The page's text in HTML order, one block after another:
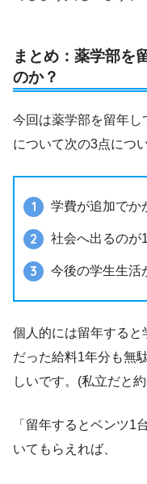
まとめ：薬学部を
のか？
今回は薬学部を留年
について次の3点につ
学費が追加でか
社会へ出るのが
今後の学生生活
個人的には留年する
だった給料1年分も無
しいです。(私立だと
「留年するとベンツ1
いてもらえれば、